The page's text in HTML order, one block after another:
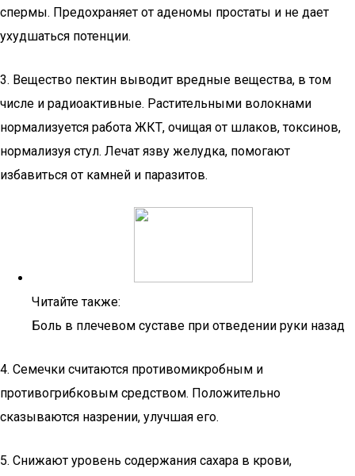
спермы. Предохраняет от аденомы простаты и не дает
ухудшаться потенции.
3. Вещество пектин выводит вредные вещества, в том
числе и радиоактивные. Растительными волокнами
нормализуется работа ЖКТ, очищая от шлаков, токсинов,
нормализуя стул. Лечат язву желудка, помогают
избавиться от камней и паразитов.
Читайте также:
Боль в плечевом суставе при отведении руки назад
4. Семечки считаются противомикробным и
противогрибковым средством. Положительно
сказываются назрении, улучшая его.
5. Снижают уровень содержания сахара в крови,